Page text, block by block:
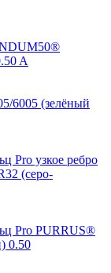
A
6005 (зелёный
Pro узкое ребро
(серо-
Pro PURRUS®
0.50